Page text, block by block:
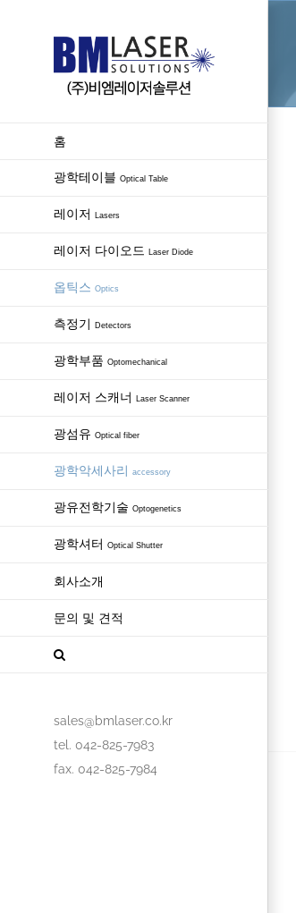
홈
광학테이블 Optical Table
레이저 Lasers
레이저 다이오드 Laser Diode
옵틱스 Optics
측정기 Detectors
광학부품 Optomechanical
레이저 스캐너 Laser Scanner
광섬유 Optical fiber
광학악세사리 accessory
광유전학기술 Optogenetics
광학셔터 Optical Shutter
회사소개
문의 및 견적
sales@bmlaser.co.kr
tel. 042-825-7983
fax. 042-825-7984